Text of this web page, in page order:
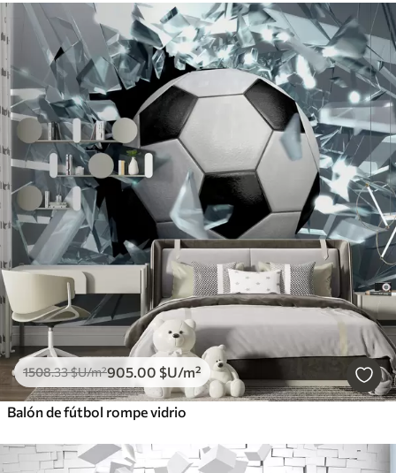
1508.33$U/m²905.00 $U/m²
Balón de fútbol rompe vidrio